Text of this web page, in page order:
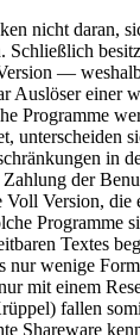
nicht daran,
Schließlich
—
Auslöser einer
Programme
unterscheiden
in
der
Voll Version, die
Programme
Textes
nur wenige
mit einem
fallen
Shareware